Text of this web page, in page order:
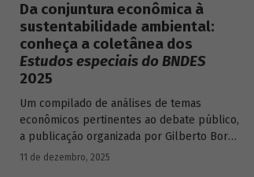
Da conjuntura econômica à
sustentabilidade ambiental:
conheça a coletânea dos
Estudos especiais do BNDES
2025
Um compilado de análises de temas
econômicos pertinentes ao debate público,
a publicação organizada por Gilberto Borça
e José Antônio Pereira de Souza,
11 de dezembro, 2025